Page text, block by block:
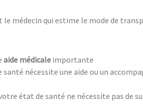
le médecin qui estime le mode de
aide médicale importante
nécessite une aide ou un
état de santé ne nécessite pas de